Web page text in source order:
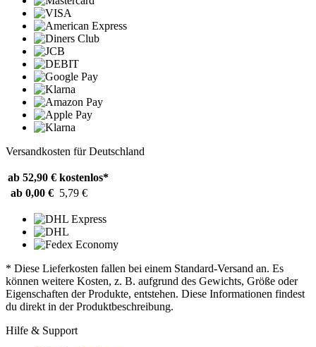
Versandkosten für Deutschland
ab 52,90 € kostenlos*
ab 0,00 € 5,79 €
* Diese Lieferkosten fallen bei einem Standard-Versand an. Es
können weitere Kosten, z. B. aufgrund des Gewichts, Größe oder
Eigenschaften der Produkte, entstehen. Diese Informationen findest
du direkt in der Produktbeschreibung.
Hilfe & Support